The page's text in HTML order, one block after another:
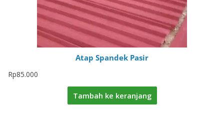
Atap Spandek Pasir
Rp85.000
Tambah ke keranjang